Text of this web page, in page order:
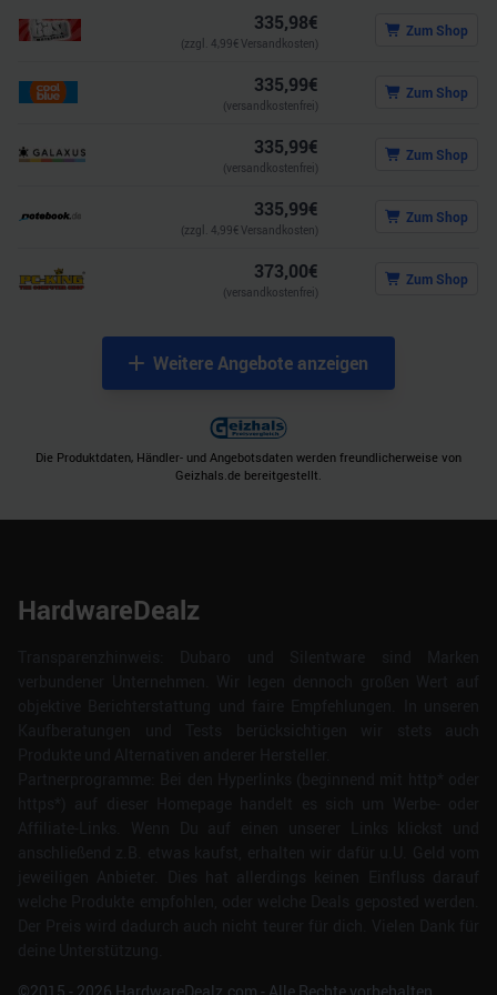
335,98€
(zzgl. 4,99€ Versandkosten)
Zum Shop
335,99€
(versandkostenfrei)
Zum Shop
335,99€
(versandkostenfrei)
Zum Shop
335,99€
(zzgl. 4,99€ Versandkosten)
Zum Shop
373,00€
(versandkostenfrei)
Zum Shop
Weitere Angebote anzeigen
Die Produktdaten, Händler- und Angebotsdaten werden freundlicherweise von
Geizhals.de bereitgestellt.
HardwareDealz